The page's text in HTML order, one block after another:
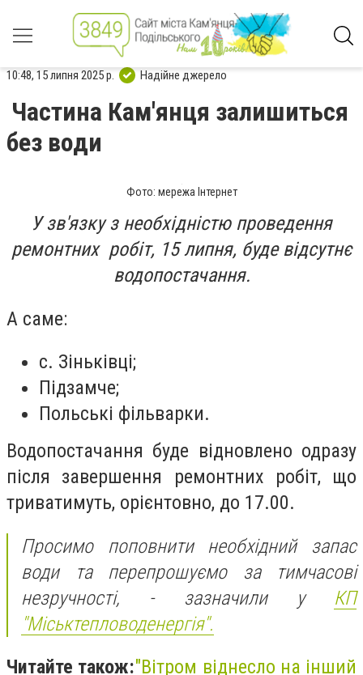
10:48, 15 липня 2025 р. Надійне джерело
Частина Кам'янця залишиться
без води
Фото: мережа Інтернет
У зв'язку з необхідністю проведення
ремонтних робіт, 15 липня, буде відсутнє
водопостачання.
А саме:
с. Зіньківці;
Підзамче;
Польські фільварки.
Водопостачання буде відновлено одразу
після завершення ремонтних робіт, що
триватимуть, орієнтовно, до 17.00.
Просимо поповнити необхідний запас
води та перепрошуємо за тимчасові
незручності, - зазначили у КП
"Міськтепловоденергія".
Читайте також:"Вітром віднесло на інший